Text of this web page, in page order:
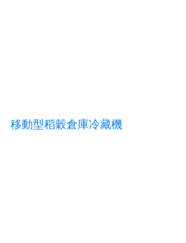
移動型稻穀倉庫冷藏機